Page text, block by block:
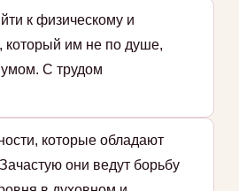
к физическому и
который им не по душе,
умом. С трудом
которые обладают
они ведут борьбу